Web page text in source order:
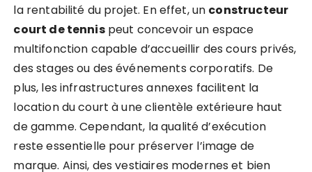
la rentabilité du projet. En effet, un constructeur
court de tennispeut concevoir un espace
multifonction capable d’accueillir des cours privés,
des stages ou des événements corporatifs. De
plus, les infrastructures annexes facilitent la
location du court à une clientèle extérieure haut
de gamme. Cependant, la qualité d’exécution
reste essentielle pour préserver l’image de
marque. Ainsi, des vestiaires modernes et bien